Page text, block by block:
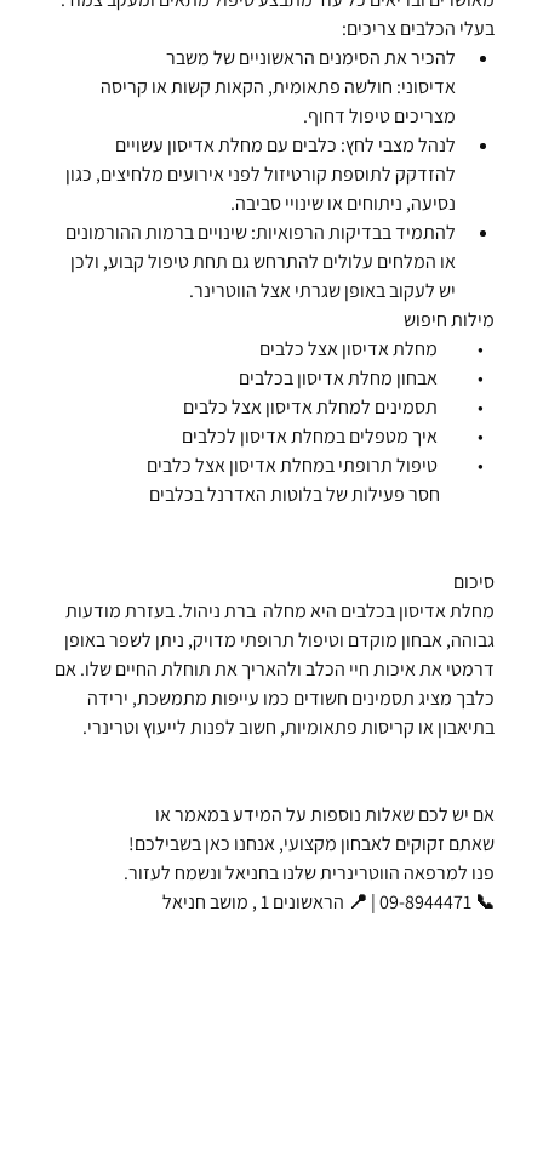
בעלי הכלבים צריכים:
להכיר את הסימנים הראשוניים של משבר
אדיסוני: חולשה פתאומית, הקאות קשות או קריסה
מצריכים טיפול דחוף.
לנהל מצבי לחץ: כלבים עם מחלת אדיסון עשויים
להזדקק לתוספת קורטיזול לפני אירועים מלחיצים, כגון
נסיעה, ניתוחים או שינויי סביבה.
להתמיד בבדיקות הרפואיות: שינויים ברמות ההורמונים
או המלחים עלולים להתרחש גם תחת טיפול קבוע, ולכן
יש לעקוב באופן שגרתי אצל הווטרינר.
מילות חיפוש
• מחלת אדיסון אצל כלבים
• אבחון מחלת אדיסון בכלבים
• תסמינים למחלת אדיסון אצל כלבים
• איך מטפלים במחלת אדיסון לכלבים
• טיפול תרופתי במחלת אדיסון אצל כלבים
חסר פעילות של בלוטות האדרנל בכלבים
סיכום
מחלת אדיסון בכלבים היא מחלה  ברת ניהול. בעזרת מודעות
גבוהה, אבחון מוקדם וטיפול תרופתי מדויק, ניתן לשפר באופן
דרמטי את איכות חיי הכלב ולהאריך את תוחלת החיים שלו. אם
כלבך מציג תסמינים חשודים כמו עייפות מתמשכת, ירידה
בתיאבון או קריסות פתאומיות, חשוב לפנות לייעוץ וטרינרי.
אם יש לכם שאלות נוספות על המידע במאמר או
שאתם זקוקים לאבחון מקצועי, אנחנו כאן בשבילכם!
פנו למרפאה הווטרינרית שלנו בחניאל ונשמח לעזור.
📞 09-8944471 | 📍 הראשונים 1 , מושב חניאל